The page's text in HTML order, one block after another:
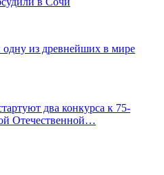
из древнейших в мире
два конкурса к 75-
Отечественной…